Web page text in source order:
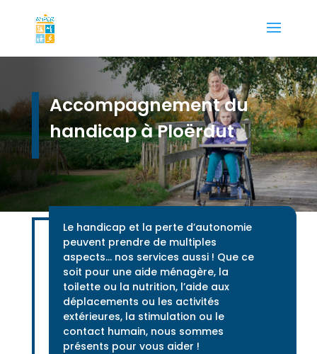
Accompagnement du
handicap à Ploërdut
Le handicap et la perte d’autonomie
peuvent prendre de multiples
aspects… nos services aussi ! Que ce
soit pour une aide ménagère, la
toilette ou la nutrition, l’aide aux
déplacements ou les activités
extérieures, la stimulation ou le
contact humain, nous sommes
présents pour vous aider !